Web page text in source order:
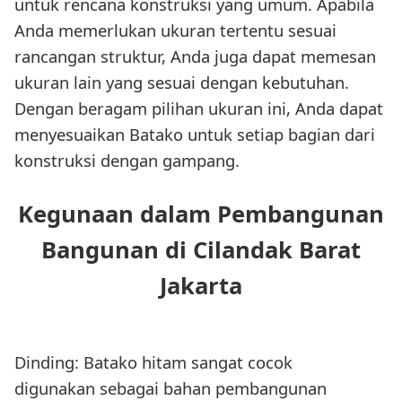
Anda memerlukan ukuran tertentu sesuai
rancangan struktur, Anda juga dapat memesan
ukuran lain yang sesuai dengan kebutuhan.
Dengan beragam pilihan ukuran ini, Anda dapat
menyesuaikan Batako untuk setiap bagian dari
konstruksi dengan gampang.
Kegunaan dalam Pembangunan
Bangunan di Cilandak Barat
Jakarta
Dinding: Batako hitam sangat cocok
digunakan sebagai bahan pembangunan